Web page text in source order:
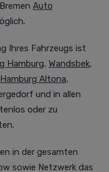
Auto
Ihres Fahrzeugs ist
Hamburg, Wandsbek,
Hamburg Altona,
und in allen
oder zu
in der gesamten
sowie Netzwerk das